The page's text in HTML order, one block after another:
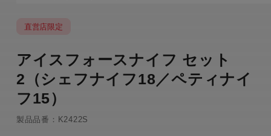
直営店限定
アイスフォースナイフ セット
2（シェフナイフ18／ペティナイ
フ15）
製品品番：K2422S